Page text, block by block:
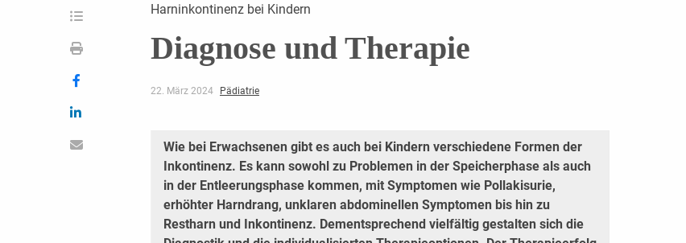
Harninkontinenz bei Kindern
Diagnose und Therapie
22. März 2024 Pädiatrie
Wie bei Erwachsenen gibt es auch bei Kindern verschiedene Formen der
Inkontinenz. Es kann sowohl zu Problemen in der Speicherphase als auch
in der Entleerungsphase kommen, mit Symptomen wie Pollakisurie,
erhöhter Harndrang, unklaren abdominellen Symptomen bis hin zu
Restharn und Inkontinenz. Dementsprechend vielfältig gestalten sich die